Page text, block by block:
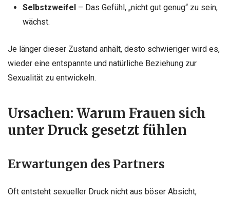
Selbstzweifel– Das Gefühl, „nicht gut genug“ zu sein,
wächst.
Je länger dieser Zustand anhält, desto schwieriger wird es,
wieder eine entspannte und natürliche Beziehung zur
Sexualität zu entwickeln.
Ursachen: Warum Frauen sich
unter Druck gesetzt fühlen
Erwartungen des Partners
Oft entsteht sexueller Druck nicht aus böser Absicht,